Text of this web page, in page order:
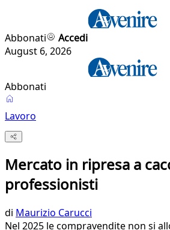
Abbonati
Accedi
August 6, 2026
Abbonati
Lavoro
Mercato in ripresa a
professionisti
di Maurizio Carucci
Nel 2025 le compravendite non si